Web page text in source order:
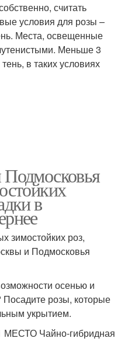
считать
условия для розы –
Места, освещенные
Меньше 3
в таких условиях
в
зимостойких роз,
и Подмосковья
осенью и
Посадите розы, которые
укрытием.
МЕСТО Чайно-гибридная